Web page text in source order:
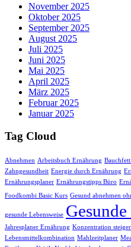
November 2025
Oktober 2025
September 2025
August 2025
Juli 2025
Juni 2025
Mai 2025
April 2025
März 2025
Februar 2025
Januar 2025
Tag Cloud
Abnehmen Arbeitsbuch Ernährung
Zahngesundheit Energie durch Ernährung
Ernährungsplaner Ernährungstipps Büro
Foodkombi Basic Kurs Gesund abnehmen
gesunde Lebensweise
Jahresplaner Ernährung Konzentration
Lebensmittelkombination Mahlzeitplaner